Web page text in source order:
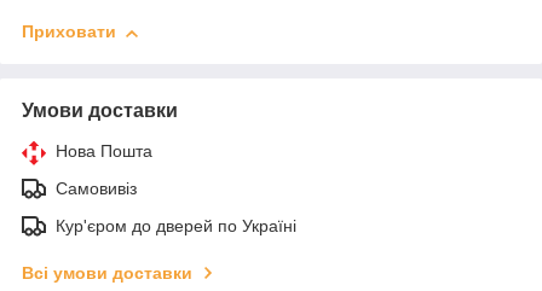
Приховати
Умови доставки
Нова Пошта
Самовивіз
Кур'єром до дверей по Україні
Всі умови доставки